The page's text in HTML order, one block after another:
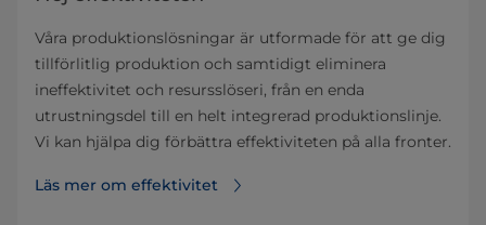
Våra produktionslösningar är utformade för att ge dig
tillförlitlig produktion och samtidigt eliminera
ineffektivitet och resursslöseri, från en enda
utrustningsdel till en helt integrerad produktionslinje.
Vi kan hjälpa dig förbättra effektiviteten på alla fronter.
Läs mer om effektivitet